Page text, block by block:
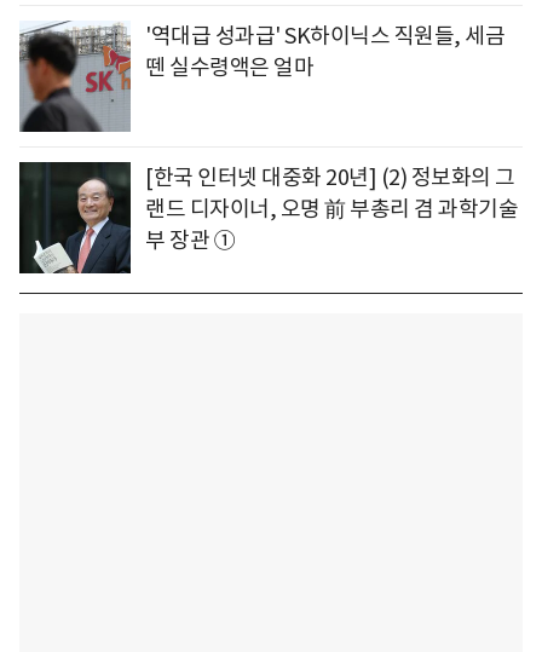
'역대급 성과급' SK하이닉스 직원들, 세금
뗀 실수령액은 얼마
[한국 인터넷 대중화 20년] (2) 정보화의 그
랜드 디자이너, 오명 前 부총리 겸 과학기술
부 장관 ①